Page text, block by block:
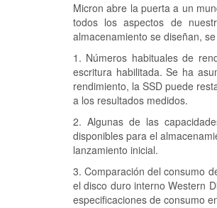
Micron abre la puerta a un
todos los aspectos de
almacenamiento se diseñan,
1. Números habituales de
escritura habilitada. Se ha
rendimiento, la SSD puede
a los resultados medidos.
2. Algunas de las
disponibles para el
lanzamiento inicial.
3. Comparación del consumo
el disco duro interno Western
especificaciones de consumo